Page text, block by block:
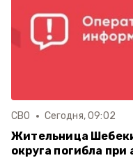
СВО Сегодня, 09:02
Жительница
округа погибла при